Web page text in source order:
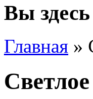
Вы здесь
Главная »